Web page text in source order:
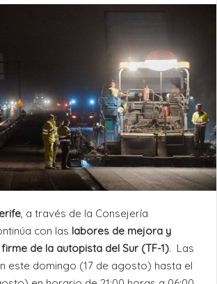
, a través de la Consejería
con las labores de mejora y
de la autopista del Sur (TF-1). Las
este domingo (17 de agosto) hasta el